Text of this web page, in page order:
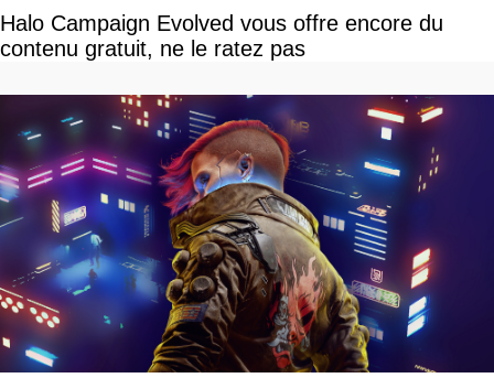
Halo Campaign Evolved vous offre encore du
contenu gratuit, ne le ratez pas